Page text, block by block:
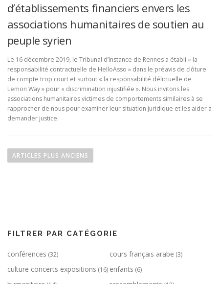
d’établissements financiers envers les
associations humanitaires de soutien au
peuple syrien
Le 16 décembre 2019, le Tribunal d’Instance de Rennes a établi « la
responsabilité contractuelle de HelloAsso » dans le préavis de clôture
de compte trop court et surtout « la responsabilité délictuelle de
Lemon Way » pour « discrimination injustifiée ». Nous invitons les
associations humanitaires victimes de comportements similaires à se
rapprocher de nous pour examiner leur situation juridique et les aider à
demander justice.
a
i
n
d
ARTICLES PLUS ANCIENS
FILTRER PAR CATÉGORIE
conférences (32) cours français arabe (3)
culture concerts expositions (16) enfants (6)